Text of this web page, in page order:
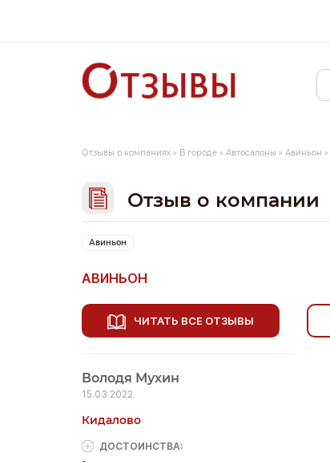
Отзывы о компаниях » В городе » Автосалоны » Авиньон »
Отзыв о компании
Авиньон
АВИНЬОН
ЧИТАТЬ ВСЕ ОТЗЫВЫ
Володя Мухин
15.03.2022
Кидалово
ДОСТОИНCТВА:
-